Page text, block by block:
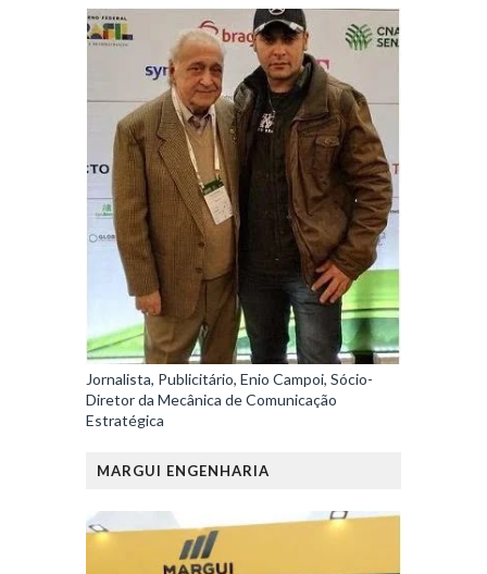
Jornalista, Publicitário, Enio Campoi, Sócio-
Diretor da Mecânica de Comunicação
Estratégica
MARGUI ENGENHARIA